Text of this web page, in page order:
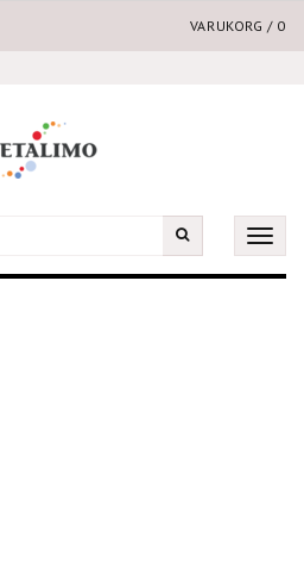
VARUKORG / 0
Toggle